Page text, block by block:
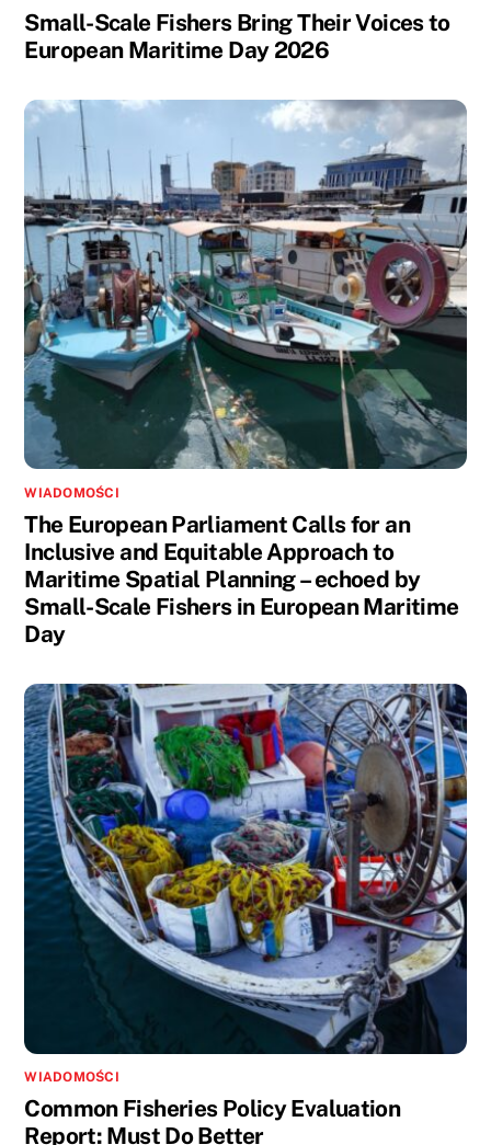
Small-Scale Fishers Bring Their Voices to
European Maritime Day 2026
WIADOMOŚCI
The European Parliament Calls for an
Inclusive and Equitable Approach to
Maritime Spatial Planning – echoed by
Small-Scale Fishers in European Maritime
Day
WIADOMOŚCI
Common Fisheries Policy Evaluation
Report: Must Do Better